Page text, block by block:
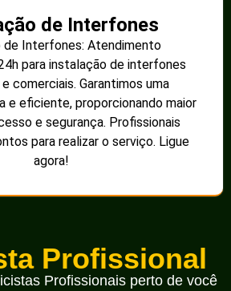
de Interfones
de Interfones: Atendimento
para instalação de interfones
comerciais. Garantimos uma
e eficiente, proporcionando maior
e segurança. Profissionais
para realizar o serviço. Ligue
agora!
Profissional
Profissionais perto de você